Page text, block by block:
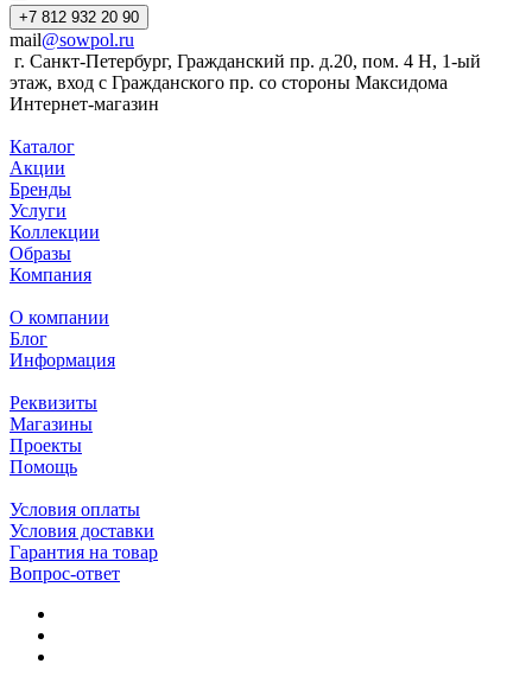
+7 812 932 20 90
mail@sowpol.ru
г. Санкт-Петербург, Гражданский пр. д.20, пом. 4 Н, 1-ый
этаж, вход с Гражданского пр. со стороны Максидома
Интернет-магазин
Каталог
Акции
Бренды
Услуги
Коллекции
Образы
Компания
О компании
Блог
Информация
Реквизиты
Магазины
Проекты
Помощь
Условия оплаты
Условия доставки
Гарантия на товар
Вопрос-ответ